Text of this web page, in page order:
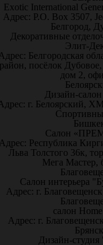
Exotic International
Адрес: P.O. Box 3507,
Белгород,
Декоративные
Элит-
Белгородская
посёлок
дом 2,
Дизайн-
г. Белоярский,
Салон
Республика
Льва Толстого 36к,
Мега Мастер,
Салон интерьера
Адрес: г.
салон
Адрес: г.
Брянск
Дизайн-